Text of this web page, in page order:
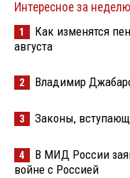
Интересное за неделю
1
Как изменятся
августа
2 Владимир
3 Законы,
4
В МИД России
войне с Россией